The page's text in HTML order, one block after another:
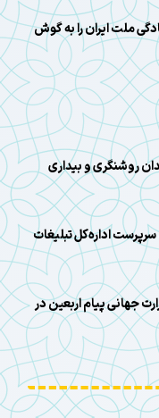
ملت ایران را به گوش
روشنگری و بیداری
اداره‌کل تبلیغات
جهانی پیام اربعین در